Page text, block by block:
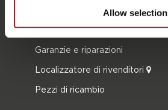
Allow selection
Ordine e pagamento
Garanzie e riparazioni
Localizzatore di rivenditori
Pezzi di ricambio